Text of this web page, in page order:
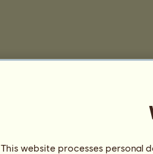
This website processes personal